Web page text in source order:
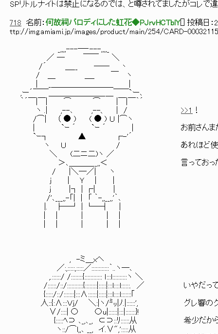
SPリトルナイトは禁止になるのでは、と噂されてましたがコレで
718 名前： 何故祠パロディにした虹花◆PJrvHCTblY[ ] 投稿日：
ttp://img.amiami.jp/images/product/main/254/CARD-
_,,,,---―‐---,,,,_
／ ─ ￣￣ ＼
/´ ＿__ ── 丶
/ ＿ ＿_ ￣ ヽ
,ー´￣￣＿＿＿＿＿＿＿_＿￣￣`ー､
ヽ .| ,--､ ,--、 | / >>1
！
/⌒| （ ● ) ( ● ) Ｕ |⌒ヽ
| `ｰ ´ `ｰ ´ | お前さんまたプレマ
`ｰ┐ ▲ ┌-'´
ヽ Ｕ / あれほど使わんプレマ
＼ (二ニ二)ヽ ／
＞､＿＿＿__,,＜ 言っておった
/ |＼―／| ヽ
j | Ｙ | |
j |┐ | ┌| |
/'､___,,-「| │ 「 ｀-,,__,,'｀､
|. ├─┘ | └―┤ |
, -ミ＿xヘ
／:,:::::,:::::／::::::::::::｀..ヽ―､
,.::::::/ /::::::::{:::::::::::: ｌ:::l::::::::::ヽ ＼
/::::::/::/:::::::::::{::::::::|:::::|:::l::::l::::::. ／ いやだっ
{:::::/::/:::::::|:::∧::::::|:::::|:::l::::l:::::::｢
人::{:∧:::Ｖｊ/ ＼:|ヽ/㍉|ﾉ.|::::::', グレ響のグ
∨/::::| 〇 〇u|::::::|:::|:::::::}!
{:::::ﾍ⊃ ､_,､_, ⊂⊃::ﾘ::::::从 希少だか
ヽ::/⌒l,,､ __, イ.∨",':::::从